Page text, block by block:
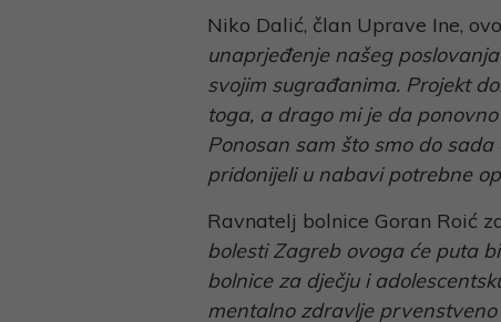
Niko Dalić, član Uprave Ine,
unaprjeđenje našeg
svojim sugrađanima. Projekt
toga, a drago mi je da
Ponosan sam što smo do
pridonijeli u nabavi potrebne
Ravnatelj bolnice Goran Roić
bolesti Zagreb ovoga će puta
bolnice za dječju i
mentalno zdravlje